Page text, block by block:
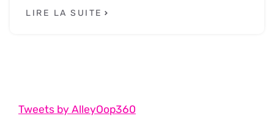
LIRE LA SUITE
Tweets by AlleyOop360